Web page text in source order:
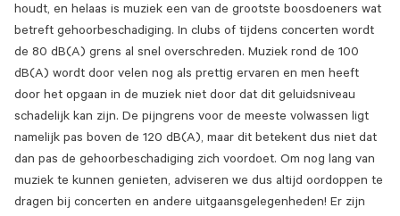
houdt, en helaas is muziek een van de grootste boosdoeners wat
betreft gehoorbeschadiging. In clubs of tijdens concerten wordt
de 80 dB(A) grens al snel overschreden. Muziek rond de 100
dB(A) wordt door velen nog als prettig ervaren en men heeft
door het opgaan in de muziek niet door dat dit geluidsniveau
schadelijk kan zijn. De pijngrens voor de meeste volwassen ligt
namelijk pas boven de 120 dB(A), maar dit betekent dus niet dat
dan pas de gehoorbeschadiging zich voordoet. Om nog lang van
muziek te kunnen genieten, adviseren we dus altijd oordoppen te
dragen bij concerten en andere uitgaansgelegenheden! Er zijn